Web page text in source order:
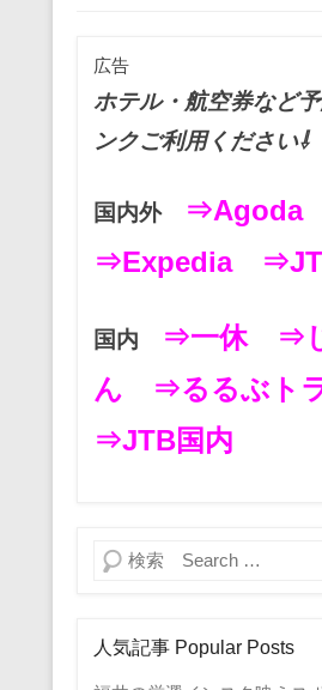
e
b
o
o
k
st
広告
ホテル・航空券など
ンクご利用ください⇩
国内外
⇒Agoda
⇒Expedia
国内 ⇒一休
⇒
ん
⇒るるぶト
⇒JTB国内
検索
人気記事 Popular Posts